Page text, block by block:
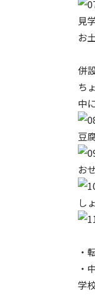
見
お
併
ち
中
豆
お
し
・
・
学